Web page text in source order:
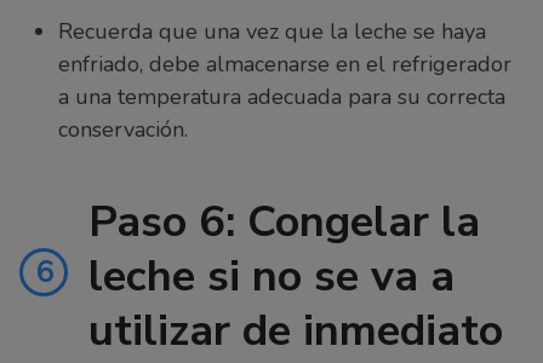
Recuerda que una vez que la leche se haya
enfriado, debe almacenarse en el refrigerador
a una temperatura adecuada para su correcta
conservación.
6
Paso 6: Congelar la
leche si no se va a
utilizar de inmediato